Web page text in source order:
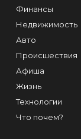
Финансы
Недвижимость
Авто
Происшествия
Афиша
Жизнь
Технологии
Что почем?